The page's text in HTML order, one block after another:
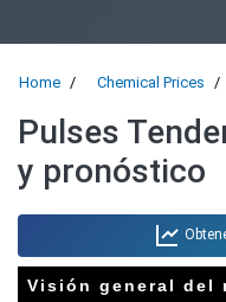
Home Chemical Prices
Pulses
y pronóstico
Visión general del